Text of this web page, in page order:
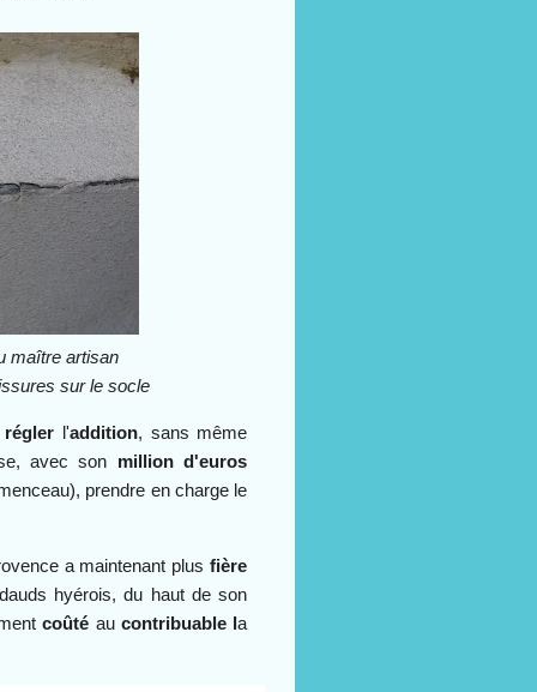
maître artisan
sur le socle
régler l'addition, sans même
avec son million d'euros
prendre en charge le
a maintenant plusfière
hyérois, du haut de son
coûté au contribuable la